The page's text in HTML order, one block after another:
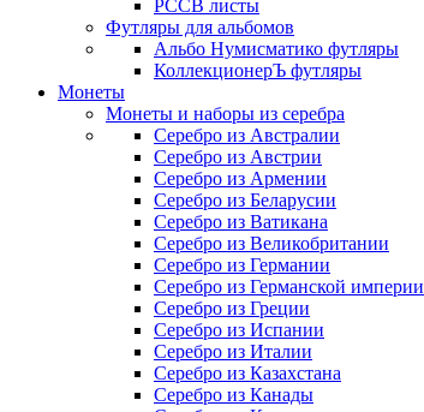
РССВ листы
Футляры для альбомов
Альбо Нумисматико футляры
КоллекционерЪ футляры
Монеты
Монеты и наборы из серебра
Серебро из Австралии
Серебро из Австрии
Серебро из Армении
Серебро из Беларусии
Серебро из Ватикана
Серебро из Великобритании
Серебро из Германии
Серебро из Германской империи
Серебро из Греции
Серебро из Испании
Серебро из Италии
Серебро из Казахстана
Серебро из Канады